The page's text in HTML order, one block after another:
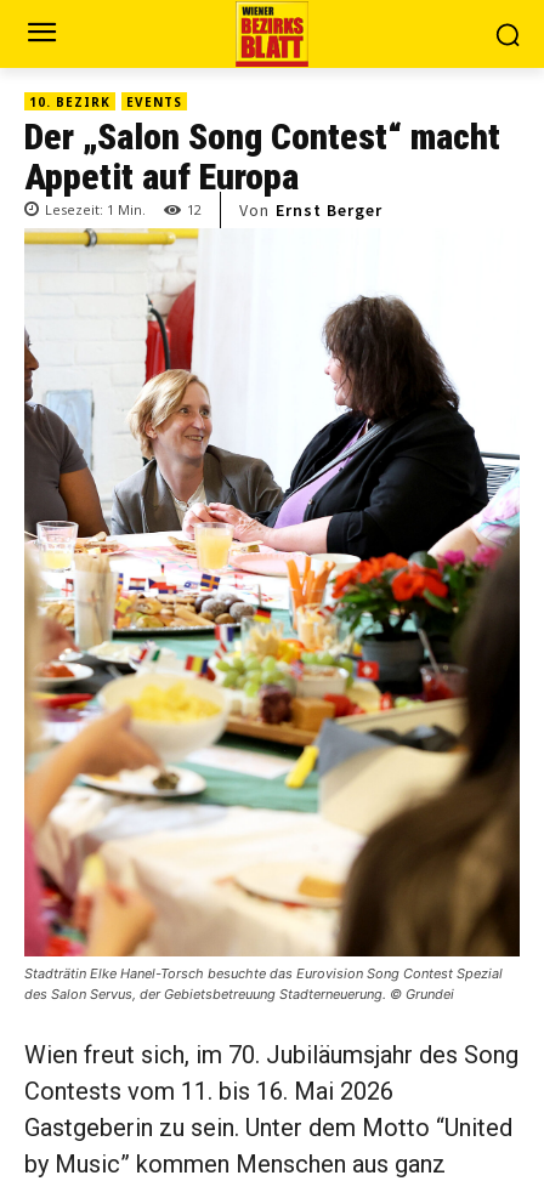
10. BEZIRK EVENTS
Der „Salon Song Contest“ macht
Appetit auf Europa
Lesezeit: 1 Min. 12 Von Ernst Berger
Stadträtin Elke Hanel-Torsch besuchte das Eurovision Song Contest Spezial
des Salon Servus, der Gebietsbetreuung Stadterneuerung. © Grundei
Wien freut sich, im 70. Jubiläumsjahr des Song
Contests vom 11. bis 16. Mai 2026
Gastgeberin zu sein. Unter dem Motto “United
by Music” kommen Menschen aus ganz